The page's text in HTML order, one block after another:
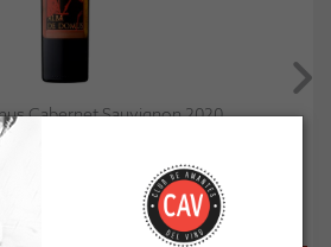
Cabernet Sauvignon 2020